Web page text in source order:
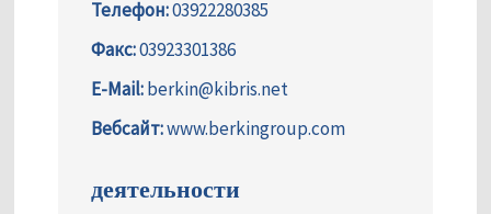
Телефон:03922280385
Факс:03923301386
E-Mail:berkin@kibris.net
Вебсайт:www.berkingroup.com
деятельности